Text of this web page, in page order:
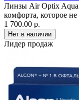
Линзы Air Optix
комфорта, которое не
1 700.00 р.
Лидер продаж